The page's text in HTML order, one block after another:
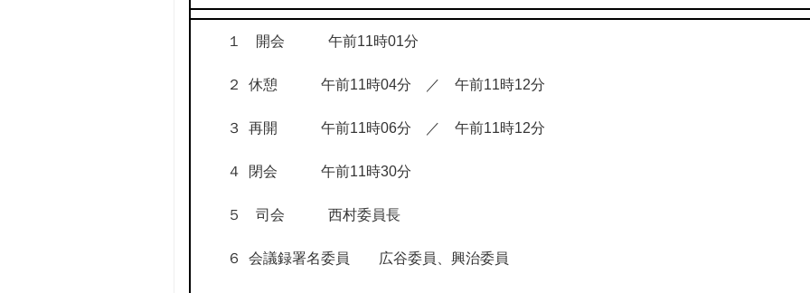
１ 開会 午前11時01分
２ 休憩 午前11時04分 ／ 午前11時12分
３ 再開 午前11時06分 ／ 午前11時12分
４ 閉会 午前11時30分
５ 司会 西村委員長
６ 会議録署名委員 広谷委員、興治委員